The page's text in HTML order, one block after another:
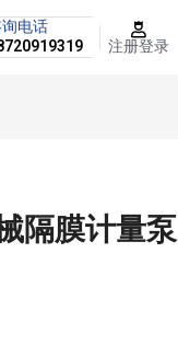
询电话
注册登录
隔膜计量泵